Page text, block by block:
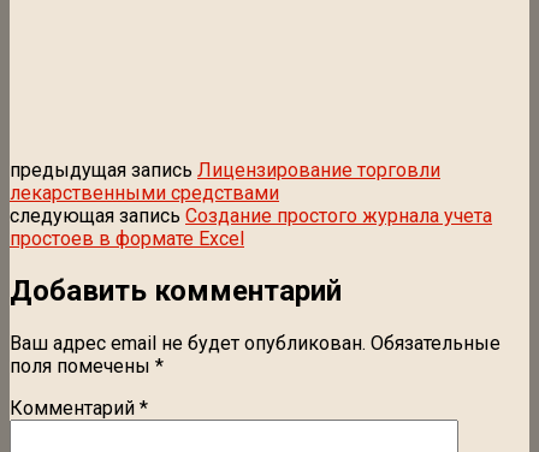
предыдущая запись Лицензирование торговли
лекарственными средствами
следующая запись Создание простого журнала учета
простоев в формате Excel
Добавить комментарий
Ваш адрес email не будет опубликован. Обязательные
поля помечены *
Комментарий *